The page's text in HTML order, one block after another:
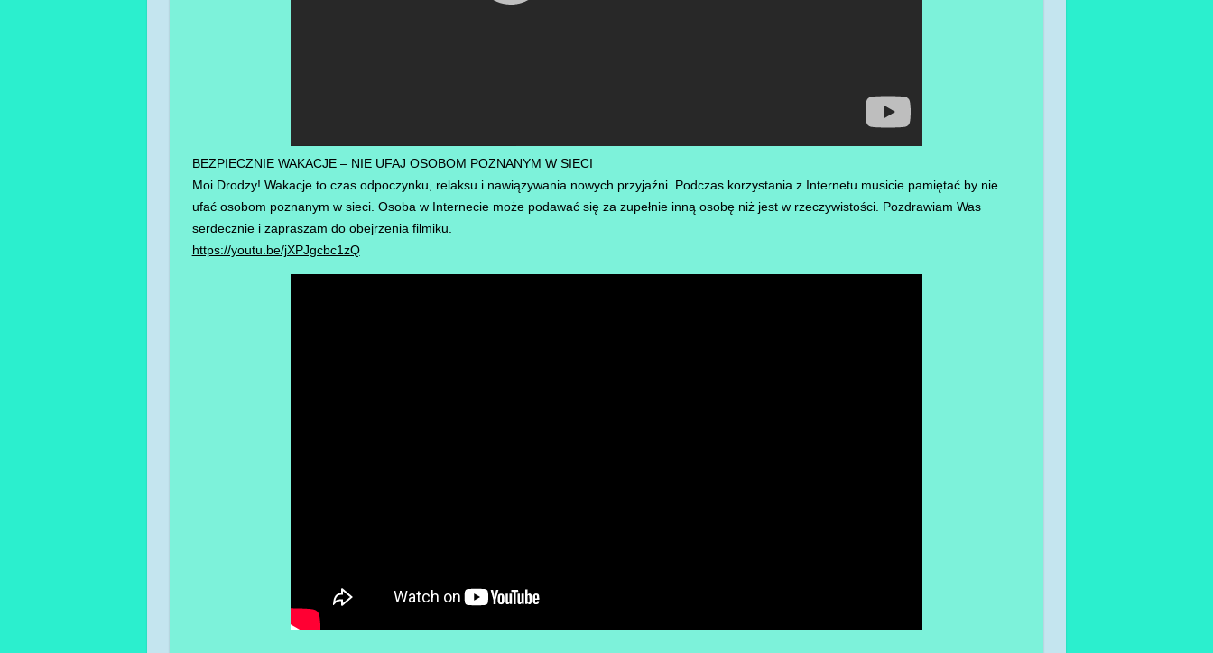
BEZPIECZNIE WAKACJE – NIE UFAJ OSOBOM POZNANYM W SIECI
Moi Drodzy! Wakacje to czas odpoczynku, relaksu i nawiązywania nowych przyjaźni. Podczas korzystania z Internetu musicie pamiętać by nie
ufać osobom poznanym w sieci. Osoba w Internecie może podawać się za zupełnie inną osobę niż jest w rzeczywistości. Pozdrawiam Was
serdecznie i zapraszam do obejrzenia filmiku.
https://youtu.be/jXPJgcbc1zQ